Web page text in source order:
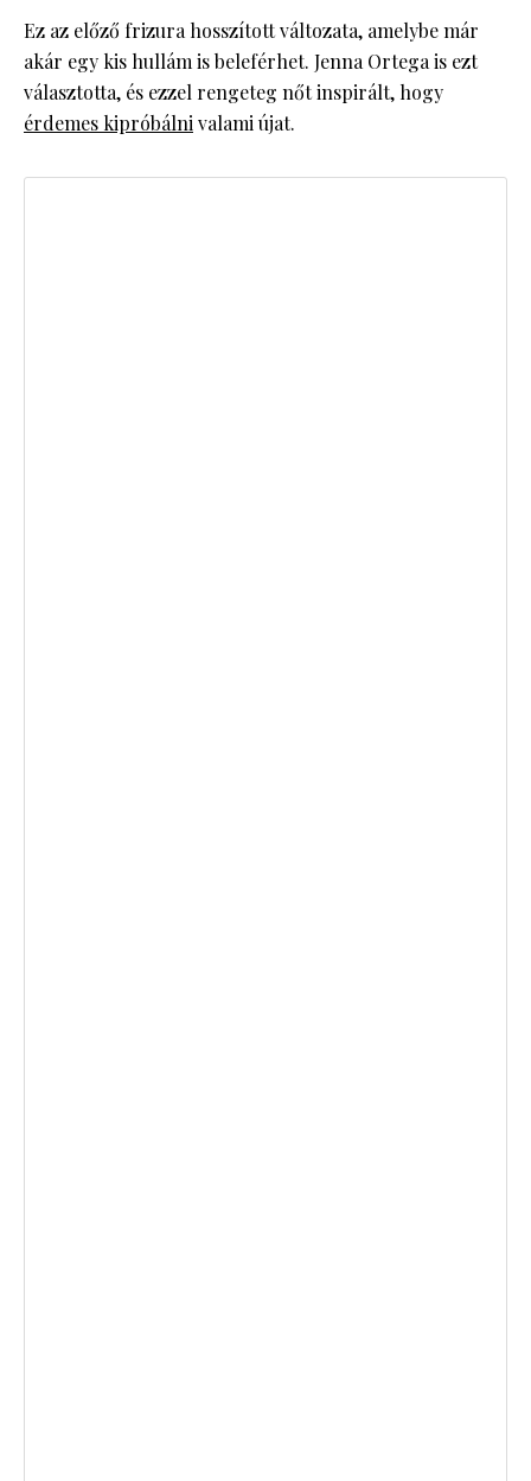
Ez az előző frizura hosszított változata, amelybe már
akár egy kis hullám is beleférhet. Jenna Ortega is ezt
választotta, és ezzel rengeteg nőt inspirált, hogy
érdemes kipróbálni valami újat.